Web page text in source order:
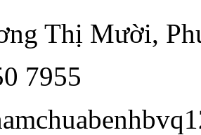
Thị Mười,
7955